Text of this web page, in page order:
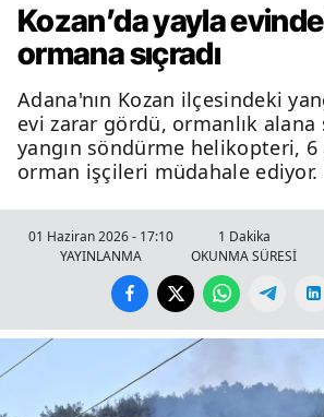
Kozan’da yayla
ormana sıçradı
Adana'nın Kozan ilçesindeki
evi zarar gördü, ormanlık alana
yangın söndürme helikopteri, 6
orman işçileri müdahale ediyor.
01 Haziran 2026 - 17:10
YAYINLANMA
1 Dakika
OKUNMA SÜRESİ